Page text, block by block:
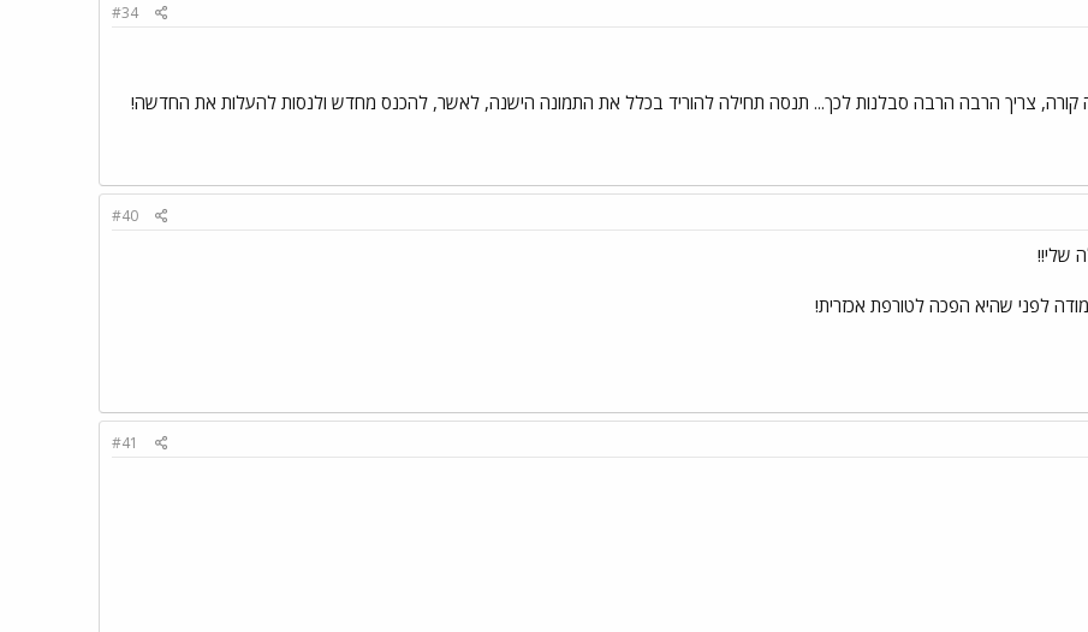
#34
קורה, צריך הרבה הרבה סבלנות לכך... תנסה תחילה להוריד בכלל את התמונה הישנה, לאשר, להכנס מחדש ולנסות להעלות את החדשה!
#40
שלי!!
לפני שהיא הפכה לטורפת אכזרית!
#41